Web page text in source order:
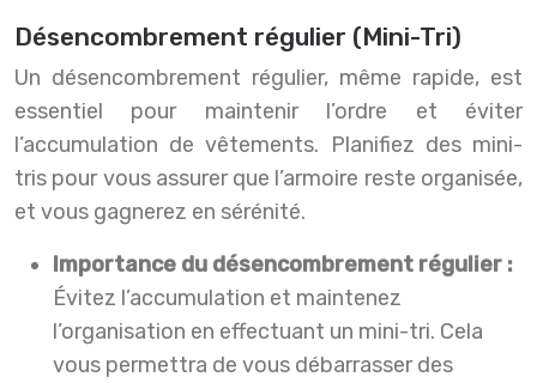
Désencombrement régulier (Mini-Tri)
Un désencombrement régulier, même rapide, est
essentiel pour maintenir l’ordre et éviter
l’accumulation de vêtements. Planifiez des mini-
tris pour vous assurer que l’armoire reste organisée,
et vous gagnerez en sérénité.
Importance du désencombrement régulier :
Évitez l’accumulation et maintenez
l’organisation en effectuant un mini-tri. Cela
vous permettra de vous débarrasser des